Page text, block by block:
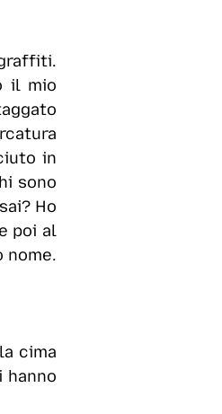
il mio
in
sono
Ho
poi al
nome.
cima
hanno